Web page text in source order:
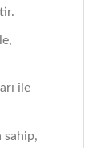
ile
sahip,